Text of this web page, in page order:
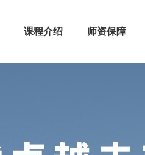
课程介绍 师资保障